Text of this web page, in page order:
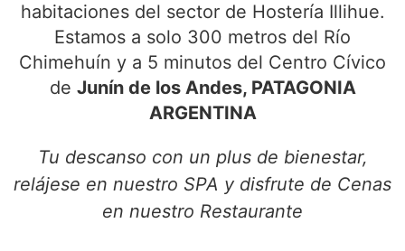
habitaciones del sector de Hostería Illihue.
Estamos a solo 300 metros del Río
Chimehuín y a 5 minutos del Centro Cívico
de Junín de los Andes, PATAGONIA
ARGENTINA
Tu descanso con un plus de bienestar,
relájese en nuestro SPA y disfrute de Cenas
en nuestro Restaurante